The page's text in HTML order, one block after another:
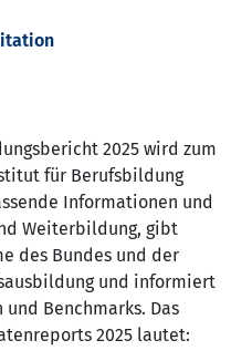
2025 wird zum
für Berufsbildung
Informationen und
Weiterbildung, gibt
des Bundes und der
und informiert
Benchmarks. Das
2025 lautet: